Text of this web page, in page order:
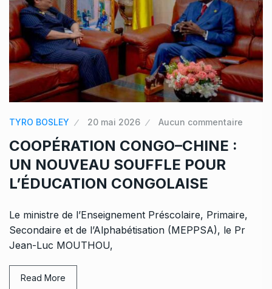
TYRO BOSLEY 20 mai 2026 Aucun commentaire
COOPÉRATION CONGO–CHINE :
UN NOUVEAU SOUFFLE POUR
L’ÉDUCATION CONGOLAISE
Le ministre de l’Enseignement Préscolaire, Primaire,
Secondaire et de l’Alphabétisation (MEPPSA), le Pr
Jean-Luc MOUTHOU,
Read More